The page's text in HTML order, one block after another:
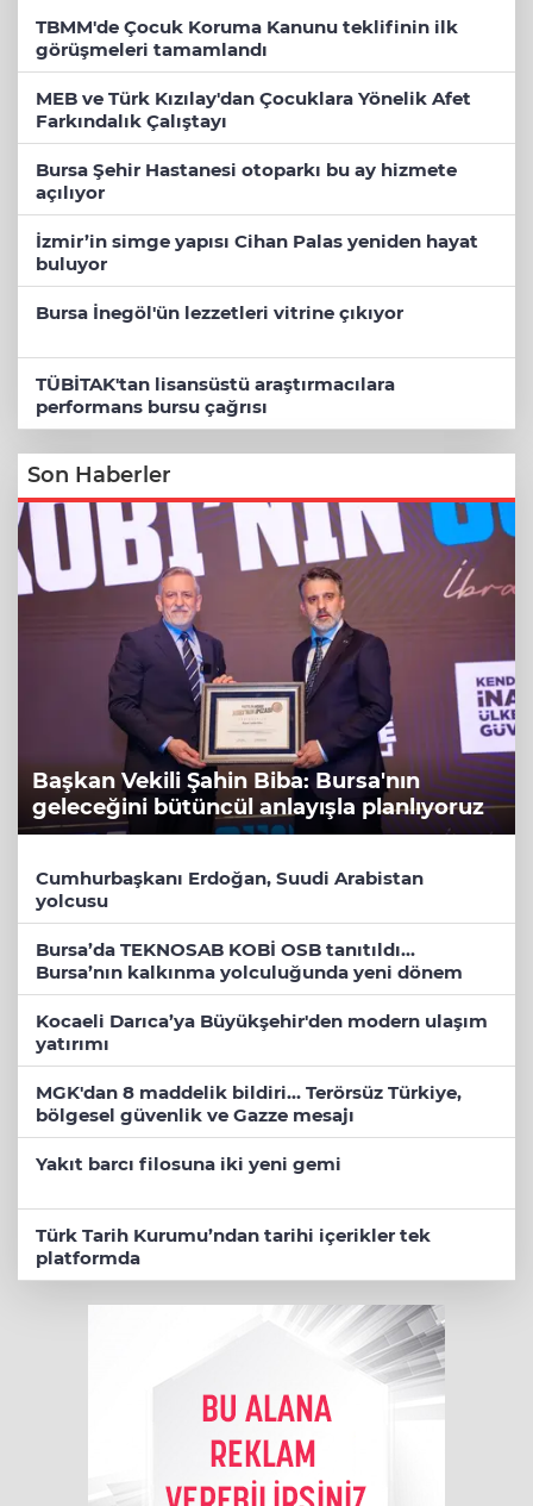
TBMM'de Çocuk Koruma Kanunu teklifinin ilk
görüşmeleri tamamlandı
MEB ve Türk Kızılay'dan Çocuklara Yönelik Afet
Farkındalık Çalıştayı
Bursa Şehir Hastanesi otoparkı bu ay hizmete
açılıyor
İzmir’in simge yapısı Cihan Palas yeniden hayat
buluyor
Bursa İnegöl'ün lezzetleri vitrine çıkıyor
TÜBİTAK'tan lisansüstü araştırmacılara
performans bursu çağrısı
Son Haberler
Başkan Vekili Şahin Biba: Bursa'nın
geleceğini bütüncül anlayışla planlıyoruz
Cumhurbaşkanı Erdoğan, Suudi Arabistan
yolcusu
Bursa’da TEKNOSAB KOBİ OSB tanıtıldı...
Bursa’nın kalkınma yolculuğunda yeni dönem
Kocaeli Darıca’ya Büyükşehir'den modern ulaşım
yatırımı
MGK'dan 8 maddelik bildiri... Terörsüz Türkiye,
bölgesel güvenlik ve Gazze mesajı
Yakıt barcı filosuna iki yeni gemi
Türk Tarih Kurumu’ndan tarihi içerikler tek
platformda